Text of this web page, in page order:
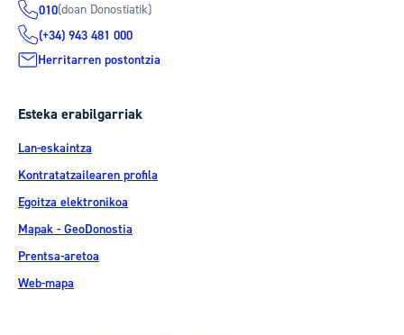
010(doan Donostiatik)
(+34) 943 481 000
Herritarren postontzia
Esteka erabilgarriak
Lan-eskaintza
Kontratatzailearen profila
Egoitza elektronikoa
Mapak - GeoDonostia
Prentsa-aretoa
Web-mapa